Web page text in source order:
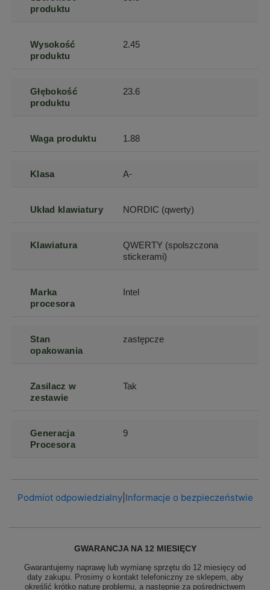
produktu
Wysokość
produktu
2.45
Głębokość
produktu
23.6
Waga produktu 1.88
Klasa A-
Układ klawiatury NORDIC (qwerty)
Klawiatura
QWERTY (spolszczona
stickerami)
Marka
procesora
Intel
Stan
opakowania
zastępcze
Zasilacz w
zestawie
Tak
Generacja
Procesora
9
Podmiot odpowiedzialny| Informacje o bezpieczeństwie
GWARANCJA NA 12 MIESIĘCY
Gwarantujemy naprawę lub wymianę sprzętu do 12 miesięcy od
daty zakupu. Prosimy o kontakt telefoniczny ze sklepem, aby
określić krótko naturę problemu, a następnie za pośrednictwem